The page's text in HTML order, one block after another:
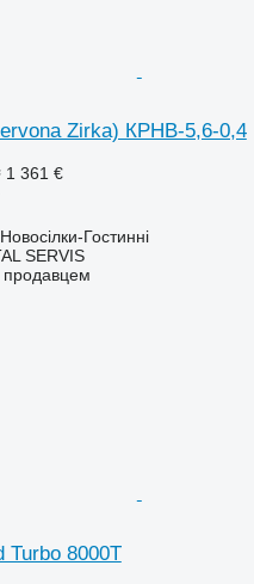
Zirka) КРНВ-5,6-0,4
1 361 €
Гостинні
SERVIS
продавцем
Turbo 8000T